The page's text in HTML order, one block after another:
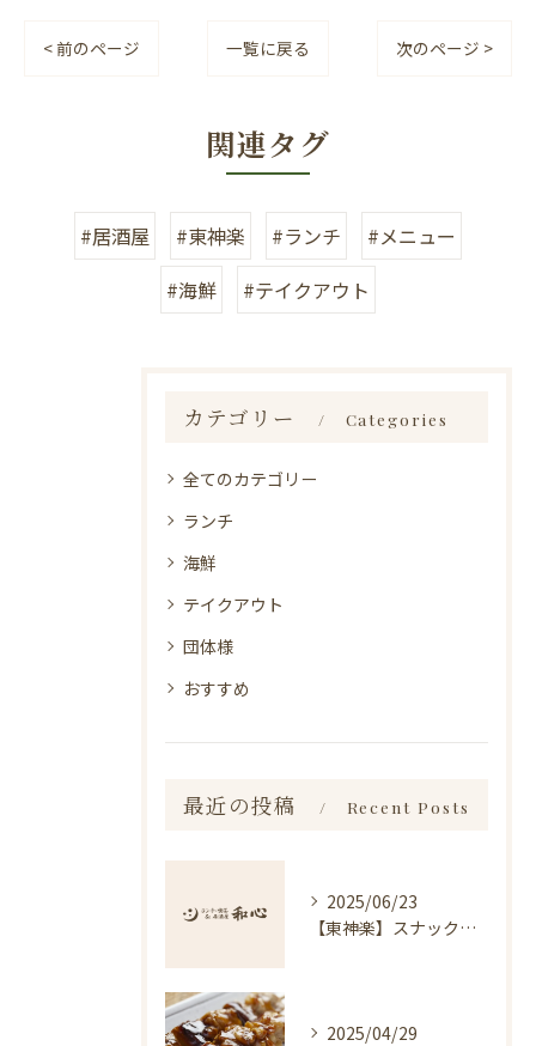
< 前のページ 一覧に戻る 次のページ >
関連タグ
#居酒屋 #東神楽 #ランチ
#メニュー
#海鮮
#テイクアウト
カテゴリー Categories
全てのカテゴリー
ランチ
海鮮
テイクアウト
団体様
おすすめ
最近の投稿 Recent Posts
2025/06/23
【東神楽】スナック琥珀についてのお知らせ｜ランチ・喫茶＆居酒屋 和心
2025/04/29